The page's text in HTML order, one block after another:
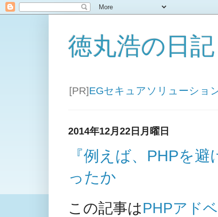
徳丸浩の日記
[PR]EGセキュアソリューショ
2014年12月22日月曜日
『例えば、PHPを
ったか
この記事はPHPアド